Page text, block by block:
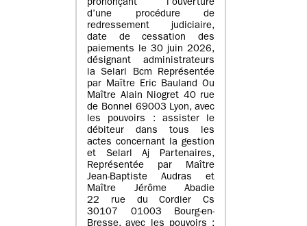
prononçant l’ouverture
d’une procédure de
redressement judiciaire,
date de cessation des
paiements le 30 juin 2026,
désignant administrateurs
la Selarl Bcm Représentée
par Maître Eric Bauland Ou
Maître Alain Niogret 40 rue
de Bonnel 69003 Lyon, avec
les pouvoirs : assister le
débiteur dans tous les
actes concernant la gestion
et Selarl Aj Partenaires,
Représentée par Maître
Jean-Baptiste Audras et
Maître Jérôme Abadie
22 rue du Cordier Cs
30107 01003 Bourg-en-